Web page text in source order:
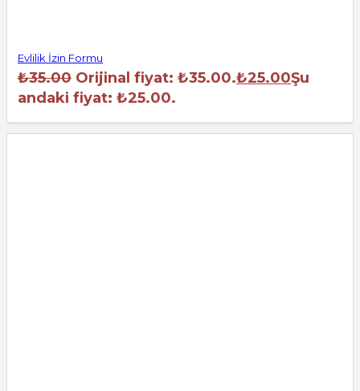
Evlilik İzin Formu
₺35.00 Orijinal fiyat: ₺35.00.₺25.00Şu
andaki fiyat: ₺25.00.